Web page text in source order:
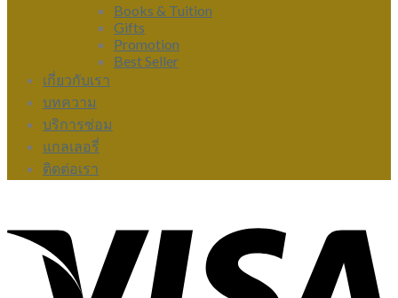
Books & Tuition
Gifts
Promotion
Best Seller
เกี่ยวกับเรา
บทความ
บริการซ่อม
แกลเลอรี่
ติดต่อเรา